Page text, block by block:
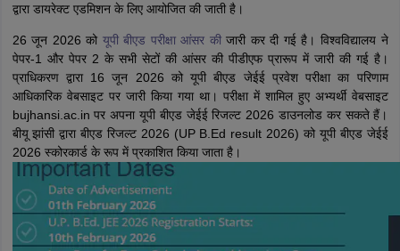
द्वारा डायरेक्ट एडमिशन के लिए आयोजित की जाती है।
26 जून 2026 को यूपी बीएड परीक्षा आंसर कीजारी कर दी गई है। विश्वविद्यालय ने
पेपर-1 और पेपर 2 के सभी सेटों की आंसर की पीडीएफ प्रारूप में जारी की गई है।
प्राधिकरण द्वारा 16 जून 2026 को यूपी बीएड जेईई प्रवेश परीक्षा का परिणाम
आधिकारिक वेबसाइट पर जारी किया गया था। परीक्षा में शामिल हुए अभ्यर्थी वेबसाइट
bujhansi.ac.in पर अपना यूपी बीएड जेईई रिजल्ट 2026 डाउनलोड कर सकते हैं।
बीयू झांसी द्वारा बीएड रिजल्ट 2026 (UP B.Ed result 2026) को यूपी बीएड जेईई
2026 स्कोरकार्ड के रूप में प्रकाशित किया जाता है।